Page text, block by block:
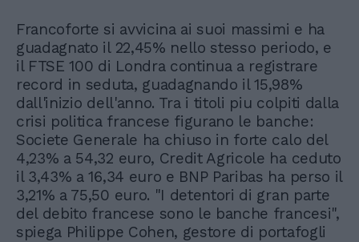
Francoforte si avvicina ai suoi massimi e ha
guadagnato il 22,45% nello stesso periodo, e
il FTSE 100 di Londra continua a registrare
record in seduta, guadagnando il 15,98%
dall'inizio dell'anno. Tra i titoli piu colpiti dalla
crisi politica francese figurano le banche:
Societe Generale ha chiuso in forte calo del
4,23% a 54,32 euro, Credit Agricole ha ceduto
il 3,43% a 16,34 euro e BNP Paribas ha perso il
3,21% a 75,50 euro. "I detentori di gran parte
del debito francese sono le banche francesi",
spiega Philippe Cohen, gestore di portafogli